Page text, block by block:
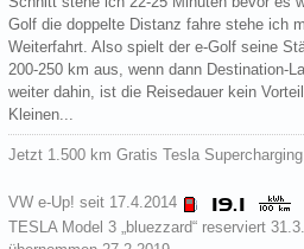
Golf die doppelte Distanz fahre stehe ich
Weiterfahrt. Also spielt der e-Golf seine
200-250 km aus, wenn dann Destination-
weiter dahin, ist die Reisedauer kein
Kleinen...
Jetzt 1.500 km Gratis Tesla
VW e-Up! seit 17.4.2014
TESLA Model 3 „bluezzard“ reserviert